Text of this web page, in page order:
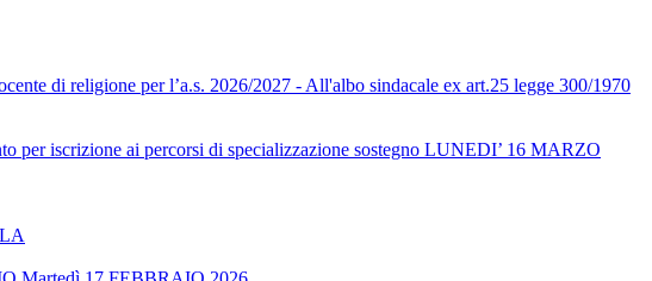
di religione per l’a.s. 2026/2027 - All'albo sindacale ex art.25 legge 300/1970
iscrizione ai percorsi di specializzazione sostegno LUNEDI’ 16 MARZO